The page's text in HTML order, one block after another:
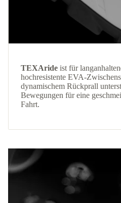
TEXAride ist für
hochresistente EVA-
dynamischem Rückprall
Bewegungen für eine
Fahrt.